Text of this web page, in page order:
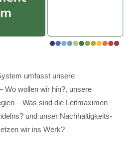
umfasst unsere
Wo wollen wir hin?, unsere
– Was sind die Leitmaximen
und unser Nachhaltigkeits-
wir ins Werk?